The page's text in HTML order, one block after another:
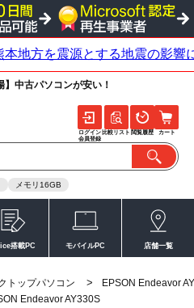
中古パソコンが安い！
メモリ16GB
ログイン
会員登録
比較リスト 閲覧履歴 カート
搭載PC モバイルPC 店舗一覧
トップパソコン >
EPSON Endeavor
Endeavor AY330S